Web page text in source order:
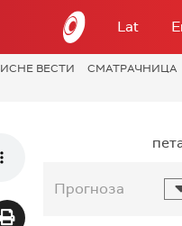
Lat
ВЕСТИ СМАТРАЧНИЦА
Прогноза